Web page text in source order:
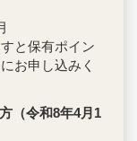
と保有ポイン
お申し込みく
（令和8年4月1